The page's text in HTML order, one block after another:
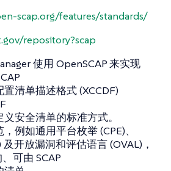
scap.org/features/standards/
repository?scap
使用 OpenSCAP 来实现
清单描述格式 (XCCDF)
安全清单的标准方式。
例如通用平台枚举 (CPE)、
开放漏洞和评估语言 (OVAL)，
可由 SCAP